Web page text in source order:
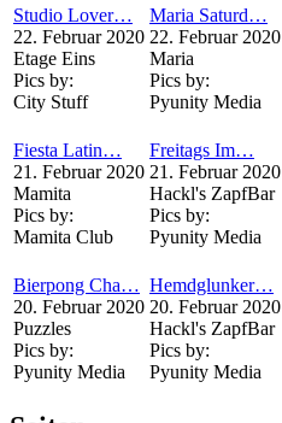
Studio Lover…
22. Februar 2020
Etage Eins
Pics by:
City Stuff
Maria Saturd…
22. Februar 2020
Maria
Pics by:
Pyunity Media
Fiesta Latin…
21. Februar 2020
Mamita
Pics by:
Mamita Club
Freitags Im…
21. Februar 2020
Hackl's ZapfBar
Pics by:
Pyunity Media
Bierpong Cha…
20. Februar 2020
Puzzles
Pics by:
Pyunity Media
Hemdglunker…
20. Februar 2020
Hackl's ZapfBar
Pics by:
Pyunity Media